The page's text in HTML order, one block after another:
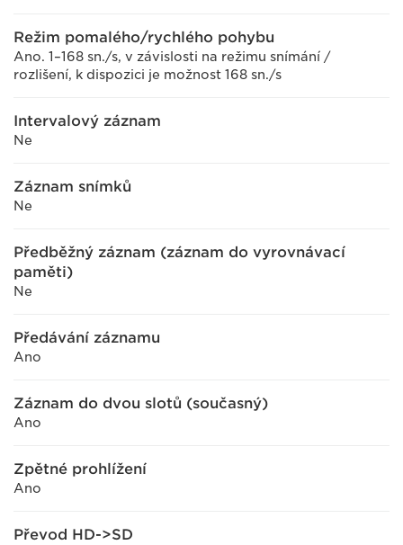
Režim pomalého/rychlého pohybu
Ano. 1–168 sn./s, v závislosti na režimu snímání /
rozlišení, k dispozici je možnost 168 sn./s
Intervalový záznam
Ne
Záznam snímků
Ne
Předběžný záznam (záznam do vyrovnávací
paměti)
Ne
Předávání záznamu
Ano
Záznam do dvou slotů (současný)
Ano
Zpětné prohlížení
Ano
Převod HD->SD